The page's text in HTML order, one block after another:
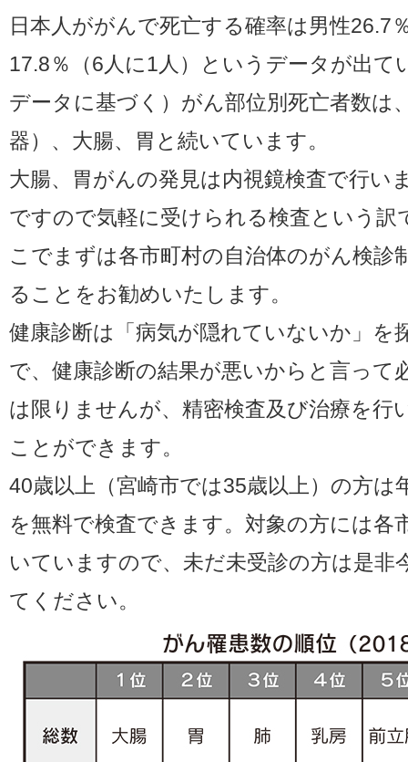
日本人ががんで死亡する確率は男性26.7
17.8％（6人に1人）というデータが出て
データに基づく）がん部位別死亡者数は
器）、大腸、胃と続いています。
大腸、胃がんの発見は内視鏡検査で行い
ですので気軽に受けられる検査という訳
こでまずは各市町村の自治体のがん検診
ることをお勧めいたします。
健康診断は「病気が隠れていないか」を
で、健康診断の結果が悪いからと言って
は限りませんが、精密検査及び治療を行
ことができます。
40歳以上（宮崎市では35歳以上）の方は
を無料で検査できます。対象の方には各
いていますので、未だ未受診の方は是非
てください。